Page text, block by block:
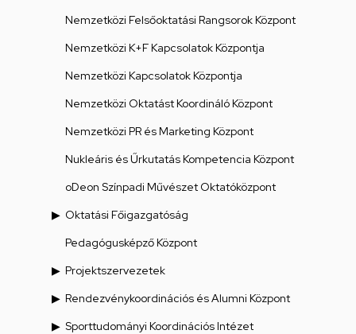
Nemzetközi Felsőoktatási Rangsorok Központ
Nemzetközi K+F Kapcsolatok Központja
Nemzetközi Kapcsolatok Központja
Nemzetközi Oktatást Koordináló Központ
Nemzetközi PR és Marketing Központ
Nukleáris és Űrkutatás Kompetencia Központ
oDeon Színpadi Művészet Oktatóközpont
Oktatási Főigazgatóság
Pedagógusképző Központ
Projektszervezetek
Rendezvénykoordinációs és Alumni Központ
Sporttudományi Koordinációs Intézet